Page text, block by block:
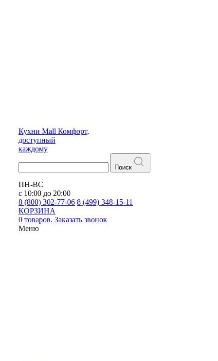
Кухни Mall Комфорт,
доступный
каждому
Поиск
ПН-ВС
с 10:00 до 20:00
8 (800) 302-77-06 8 (499) 348-15-11
КОРЗИНА
0 товаров. Заказать звонок
Меню